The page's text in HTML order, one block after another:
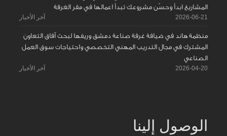
المشاريع ابدأ وحسّن مشروعك تبدأ اعمالها في مقر الغرفة
2026-06-21 آخر الأخبار
منظمة هاند في ضيافة غرفة صناعة دمشق وريفها لبحث آفاق التعاون
المشترك في مجال التدريب المهني التخصصي واحتياجات سوق العمل
الصناعي
2026-04-20 آخر الأخبار
الوصول إلينا